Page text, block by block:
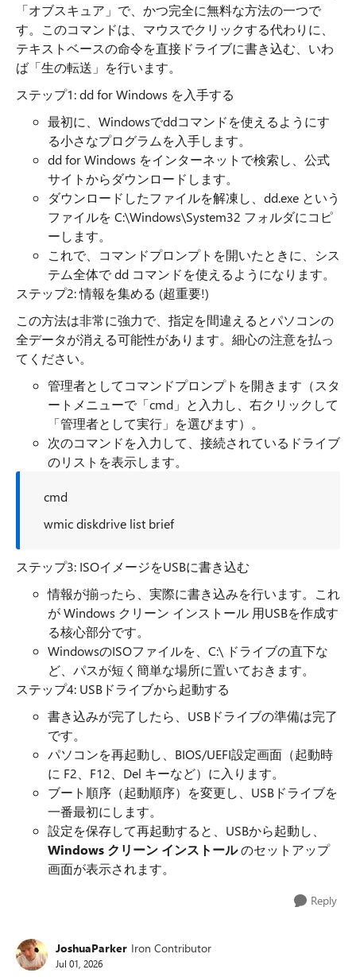
「オブスキュア」で、かつ完全に無料な方法の一つで
す。このコマンドは、マウスでクリックする代わりに、
テキストベースの命令を直接ドライブに書き込む、いわ
ば「生の転送」を行います。
ステップ1: dd for Windows を入手する
最初に、Windowsでddコマンドを使えるようにす
る小さなプログラムを入手します。
dd for Windows をインターネットで検索し、公式
サイトからダウンロードします。
ダウンロードしたファイルを解凍し、dd.exe という
ファイルを C:\Windows\System32 フォルダにコピ
ーします。
これで、コマンドプロンプトを開いたときに、シス
テム全体で dd コマンドを使えるようになります。
ステップ2: 情報を集める (超重要!)
この方法は非常に強力で、指定を間違えるとパソコンの
全データが消える可能性があります。細心の注意を払っ
てください。
管理者としてコマンドプロンプトを開きます（スタ
ートメニューで「cmd」と入力し、右クリックして
「管理者として実行」を選びます）。
次のコマンドを入力して、接続されているドライブ
のリストを表示します。
cmd
wmic diskdrive list brief
ステップ3: ISOイメージをUSBに書き込む
情報が揃ったら、実際に書き込みを行います。これ
が Windows クリーン インストール 用USBを作成す
る核心部分です。
WindowsのISOファイルを、C:\ ドライブの直下な
ど、パスが短く簡単な場所に置いておきます。
ステップ4: USBドライブから起動する
書き込みが完了したら、USBドライブの準備は完了
です。
パソコンを再起動し、BIOS/UEFI設定画面（起動時
に F2、F12、Del キーなど）に入ります。
ブート順序（起動順序）を変更し、USBドライブを
一番最初にします。
設定を保存して再起動すると、USBから起動し、
Windows クリーン インストールのセットアップ
画面が表示されます。
Reply
JoshuaParker Iron Contributor
Jul 01, 2026